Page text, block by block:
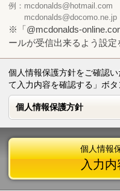
例：mcdonalds@hotmail.com
mcdonalds@docomo.ne.jp
※「@mcdonalds-
ールが受信出来るよう設定
個人情報保護方針をご確認
て入力内容を確認する」ボタ
個人情報保護方針
個人情報保護方針
個人情報
入力